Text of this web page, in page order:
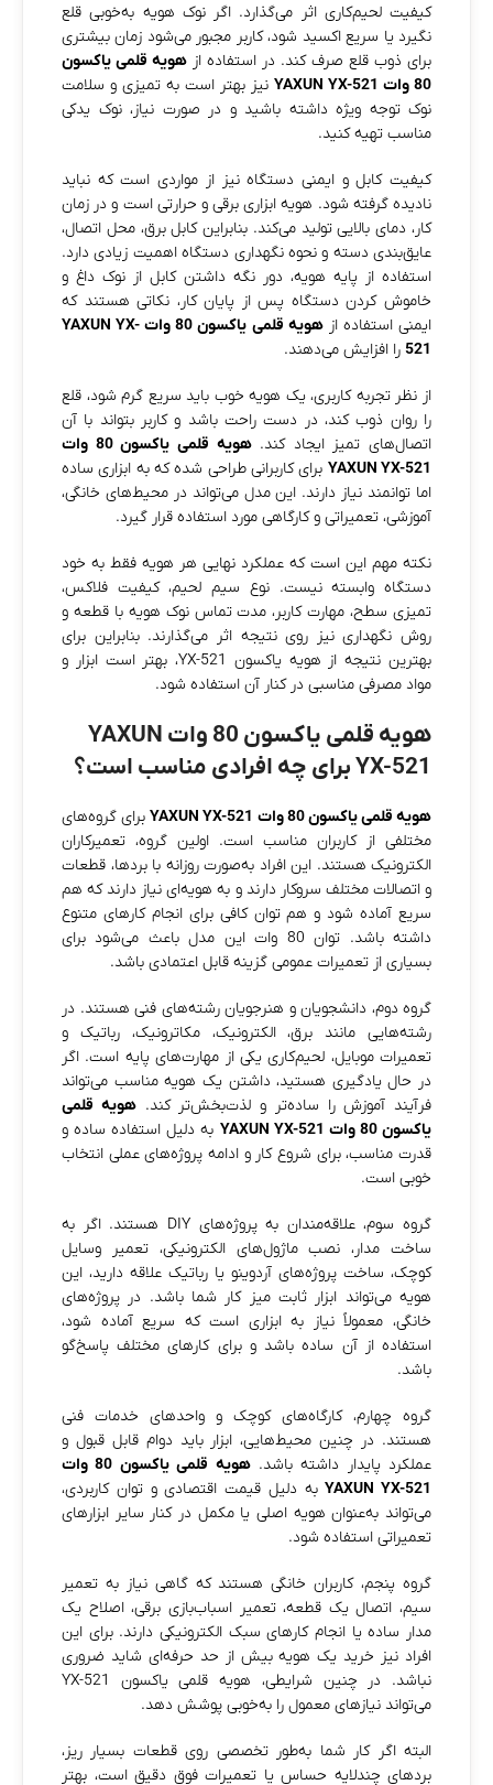
کیفیت لحیم‌کاری اثر می‌گذارد. اگر نوک هویه به‌خوبی قلع
نگیرد یا سریع اکسید شود، کاربر مجبور می‌شود زمان بیشتری
برای ذوب قلع صرف کند. در استفاده از هویه قلمی یاکسون
80 وات YAXUN YX-521
نیز بهتر است به تمیزی و سلامت
نوک توجه ویژه داشته باشید و در صورت نیاز، نوک یدکی
مناسب تهیه کنید.
کیفیت کابل و ایمنی دستگاه نیز از مواردی است که نباید
نادیده گرفته شود. هویه ابزاری برقی و حرارتی است و در زمان
کار، دمای بالایی تولید می‌کند. بنابراین کابل برق، محل اتصال،
عایق‌بندی دسته و نحوه نگهداری دستگاه اهمیت زیادی دارد.
استفاده از پایه هویه، دور نگه داشتن کابل از نوک داغ و
خاموش کردن دستگاه پس از پایان کار، نکاتی هستند که
ایمنی استفاده از
هویه قلمی یاکسون 80 وات YAXUN YX-
521 را افزایش می‌دهند.
از نظر تجربه کاربری، یک هویه خوب باید سریع گرم شود، قلع
را روان ذوب کند، در دست راحت باشد و کاربر بتواند با آن
اتصال‌های تمیز ایجاد کند.
هویه قلمی یاکسون 80 وات
YAXUN YX-521 برای کاربرانی طراحی شده که به ابزاری ساده
اما توانمند نیاز دارند. این مدل می‌تواند در محیط‌های خانگی،
آموزشی، تعمیراتی و کارگاهی مورد استفاده قرار گیرد.
نکته مهم این است که عملکرد نهایی هر هویه فقط به خود
دستگاه وابسته نیست. نوع سیم لحیم، کیفیت فلاکس،
تمیزی سطح، مهارت کاربر، مدت تماس نوک هویه با قطعه و
روش نگهداری نیز روی نتیجه اثر می‌گذارند. بنابراین برای
بهترین نتیجه از هویه یاکسون YX-521، بهتر است ابزار و
مواد مصرفی مناسبی در کنار آن استفاده شود.
هویه قلمی یاکسون 80 وات YAXUN
YX-521 برای چه افرادی مناسب است؟
هویه قلمی یاکسون 80 وات YAXUN YX-521
برای گروه‌های
مختلفی از کاربران مناسب است. اولین گروه، تعمیرکاران
الکترونیک هستند. این افراد به‌صورت روزانه با بردها، قطعات
و اتصالات مختلف سروکار دارند و به هویه‌ای نیاز دارند که هم
سریع آماده شود و هم توان کافی برای انجام کارهای متنوع
داشته باشد. توان 80 وات این مدل باعث می‌شود برای
بسیاری از تعمیرات عمومی گزینه قابل اعتمادی باشد.
گروه دوم، دانشجویان و هنرجویان رشته‌های فنی هستند. در
رشته‌هایی مانند برق، الکترونیک، مکاترونیک، رباتیک و
تعمیرات موبایل، لحیم‌کاری یکی از مهارت‌های پایه است. اگر
در حال یادگیری هستید، داشتن یک هویه مناسب می‌تواند
فرآیند آموزش را ساده‌تر و لذت‌بخش‌تر کند.هویه قلمی
یاکسون 80 وات YAXUN YX-521
به دلیل استفاده ساده و
قدرت مناسب، برای شروع کار و ادامه پروژه‌های عملی انتخاب
خوبی است.
گروه سوم، علاقه‌مندان به پروژه‌های DIY هستند. اگر به
ساخت مدار، نصب ماژول‌های الکترونیکی، تعمیر وسایل
کوچک، ساخت پروژه‌های آردوینو یا رباتیک علاقه دارید، این
هویه می‌تواند ابزار ثابت میز کار شما باشد. در پروژه‌های
خانگی، معمولاً نیاز به ابزاری است که سریع آماده شود،
استفاده از آن ساده باشد و برای کارهای مختلف پاسخ‌گو
باشد.
گروه چهارم، کارگاه‌های کوچک و واحدهای خدمات فنی
هستند. در چنین محیط‌هایی، ابزار باید دوام قابل قبول و
عملکرد پایدار داشته باشد.
هویه قلمی یاکسون 80 وات
YAXUN YX-521به دلیل قیمت اقتصادی و توان کاربردی،
می‌تواند به‌عنوان هویه اصلی یا مکمل در کنار سایر ابزارهای
تعمیراتی استفاده شود.
گروه پنجم، کاربران خانگی هستند که گاهی نیاز به تعمیر
سیم، اتصال یک قطعه، تعمیر اسباب‌بازی برقی، اصلاح یک
مدار ساده یا انجام کارهای سبک الکترونیکی دارند. برای این
افراد نیز خرید یک هویه بیش از حد حرفه‌ای شاید ضروری
نباشد. در چنین شرایطی، هویه قلمی یاکسون YX-521
می‌تواند نیازهای معمول را به‌خوبی پوشش دهد.
البته اگر کار شما به‌طور تخصصی روی قطعات بسیار ریز،
بردهای چندلایه حساس یا تعمیرات فوق دقیق است، بهتر